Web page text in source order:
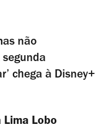
não
chega à Disney+
Lima Lobo